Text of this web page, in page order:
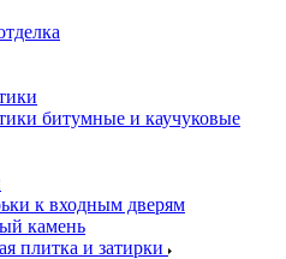
битумные и каучуковые
к входным дверям
камень
плитка и затирки